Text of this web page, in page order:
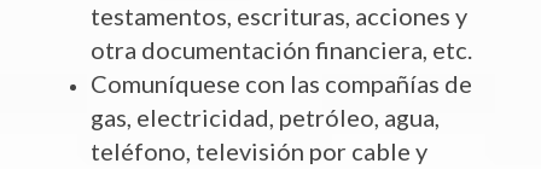
testamentos, escrituras, acciones y
otra documentación financiera, etc.
Comuníquese con las compañías de
gas, electricidad, petróleo, agua,
teléfono, televisión por cable y